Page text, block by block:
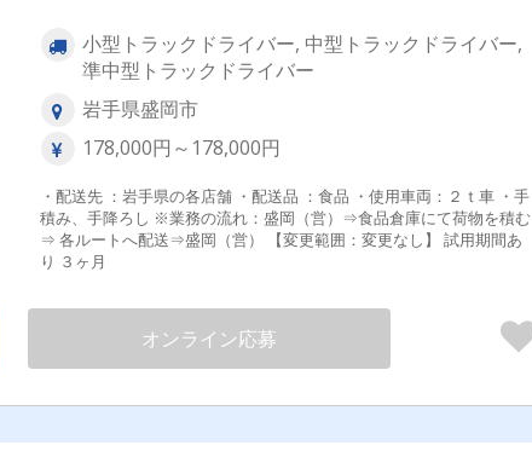
小型トラックドライバー, 中型トラックドライバー,
準中型トラックドライバー
岩手県盛岡市
178,000円～178,000円
・配送先 ：岩手県の各店舗 ・配送品 ：食品 ・使用車両：２ｔ車 ・手
積み、手降ろし ※業務の流れ：盛岡（営）⇒食品倉庫にて荷物を積む
⇒ 各ルートへ配送⇒盛岡（営） 【変更範囲：変更なし】 試用期間あ
り ３ヶ月
オンライン応募